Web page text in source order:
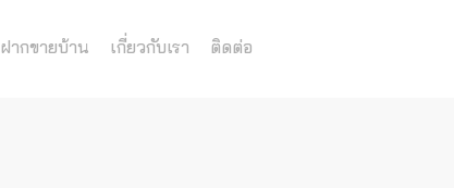
ฝากขายบ้าน เกี่ยวกับเรา ติดต่อ